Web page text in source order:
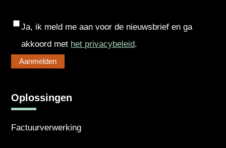
Ja, ik meld me aan voor de nieuwsbrief en ga
akkoord met het privacybeleid.
Oplossingen
Factuurverwerking